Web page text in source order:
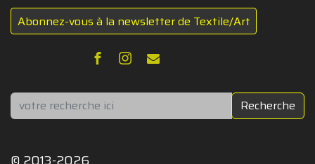
Abonnez-vous à la newsletter de Textile/Art
Rechercher Recherche